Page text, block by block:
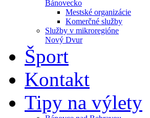
Bánovecko
Mestské organizácie
Komerčné služby
Služby v mikroregióne
Nový Dvur
Šport
Kontakt
Tipy na výlety